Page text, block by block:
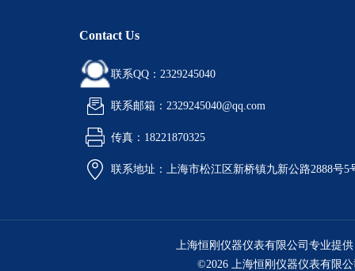
Contact Us
联系QQ：2329245040
联系邮箱：2329245040@qq.com
传真：18221870325
联系地址：上海市松江区新桥镇九新公路2888号5
上海恒刚仪器仪表有限公司专业提
©2026 上海恒刚仪器仪表有限